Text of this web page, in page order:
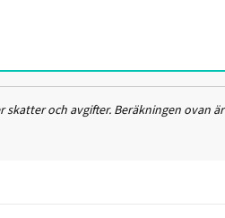
och avgifter. Beräkningen ovan är